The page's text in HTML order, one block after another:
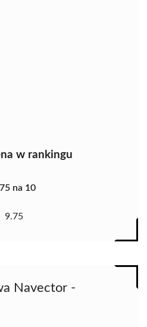
w rankingu
na 10
9.75
Navector -